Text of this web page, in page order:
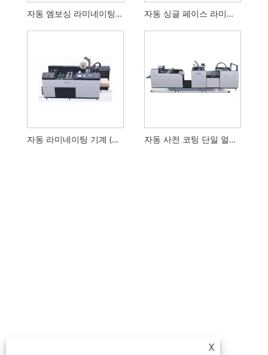
자동 엠보싱 라미네이팅 머신 자동 싱글 페이스 라미네이팅 머신
자동 라미네이팅 기계 (엠보싱 포함) 자동 사전 코팅 단일 얼굴 필름 라미네이팅 기계
X